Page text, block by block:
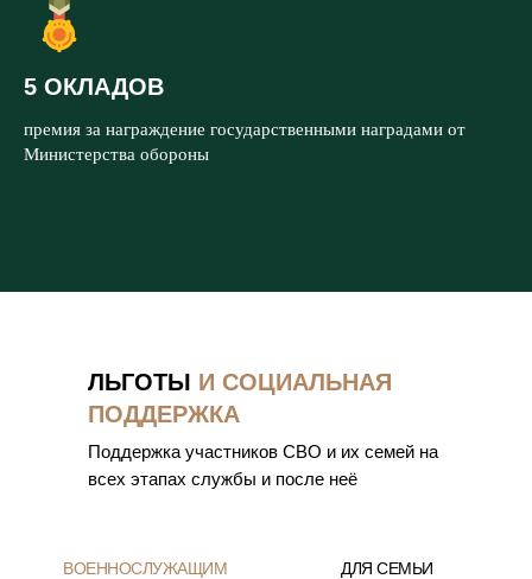
5 ОКЛАДОВ
премия за награждение государственными наградами от
Министерства обороны
ЛЬГОТЫ И СОЦИАЛЬНАЯ
ПОДДЕРЖКА
Поддержка участников СВО и их семей на
всех этапах службы и после неё
ВОЕННОСЛУЖАЩИМ ДЛЯ СЕМЬИ